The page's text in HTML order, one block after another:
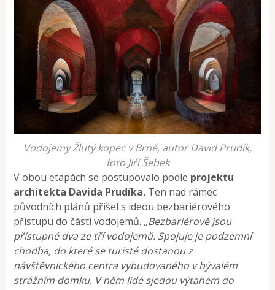
Vodojemy Žlutý kopec v Brně, autor David Prudík,
foto Jiří Šebek
V obou etapách se postupovalo podle projektu
architekta Davida Prudíka. Ten nad rámec
původních plánů přišel s ideou bezbariérového
přístupu do části vodojemů. „Bezbariérově jsou
přístupné dva ze tří vodojemů. Spojuje je podzemní
chodba, do které se turisté dostanou z
návštěvnického centra vybudovaného v bývalém
strážním domku. V něm lidé sjedou výtahem do